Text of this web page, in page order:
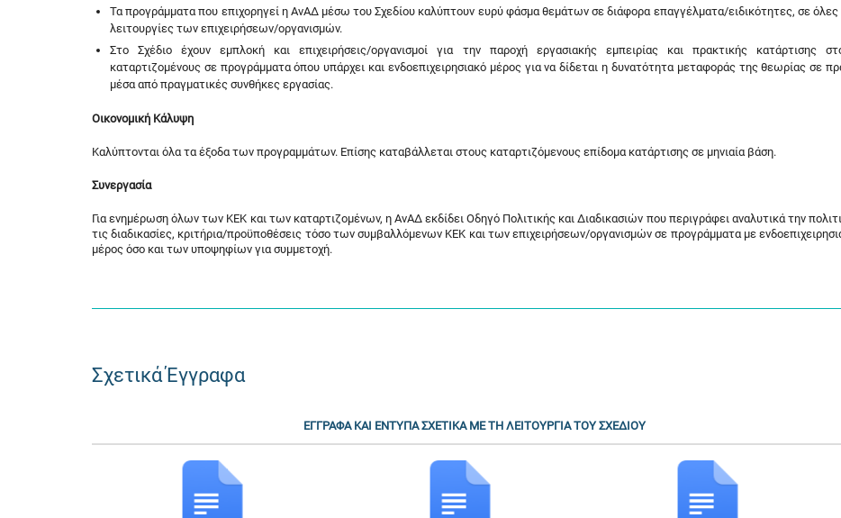
Τα προγράμματα που επιχορηγεί η ΑνΑΔ μέσω του Σχεδίου καλύπτουν ευρύ φάσμα θεμάτων σε διάφορα επαγγέλματα/ειδικότητες, σε όλες
λειτουργίες των επιχειρήσεων/οργανισμών.
Στο Σχέδιο έχουν εμπλοκή και επιχειρήσεις/οργανισμοί για την παροχή εργασιακής εμπειρίας και πρακτικής κατάρτισης
καταρτιζομένους σε προγράμματα όπου υπάρχει και ενδοεπιχειρησιακό μέρος για να δίδεται η δυνατότητα μεταφοράς της θεωρίας σε
μέσα από πραγματικές συνθήκες εργασίας.
Οικονομική Κάλυψη
Καλύπτονται όλα τα έξοδα των προγραμμάτων. Επίσης καταβάλλεται στους καταρτιζόμενους επίδομα κατάρτισης σε μηνιαία βάση.
Συνεργασία
Για ενημέρωση όλων των ΚΕΚ και των καταρτιζομένων, η ΑνΑΔ εκδίδει Οδηγό Πολιτικής και Διαδικασιών που περιγράφει αναλυτικά την
τις διαδικασίες, κριτήρια/προϋποθέσεις τόσο των συμβαλλόμενων ΚΕΚ και των επιχειρήσεων/οργανισμών σε προγράμματα με
μέρος όσο και των υποψηφίων για συμμετοχή.
Σχετικά Έγγραφα
ΕΓΓΡΑΦΑ ΚΑΙ ΕΝΤΥΠΑ ΣΧΕΤΙΚΑ ΜΕ ΤΗ ΛΕΙΤΟΥΡΓΙΑ ΤΟΥ ΣΧΕΔΙΟΥ